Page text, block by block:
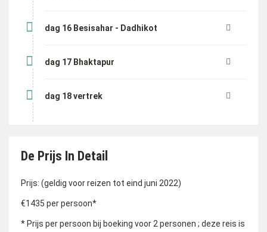
dag 16 Besisahar - Dadhikot
dag 17 Bhaktapur
dag 18 vertrek
De Prijs In Detail
Prijs: (geldig voor reizen tot eind juni 2022)
€1435 per persoon*
* Prijs per persoon bij boeking voor 2 personen ; deze reis is